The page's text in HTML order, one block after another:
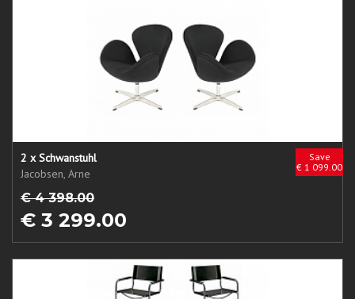
Save
€ 1 099.00
2 x Schwanstuhl
Jacobsen, Arne
€ 4 398.00
€ 3 299.00